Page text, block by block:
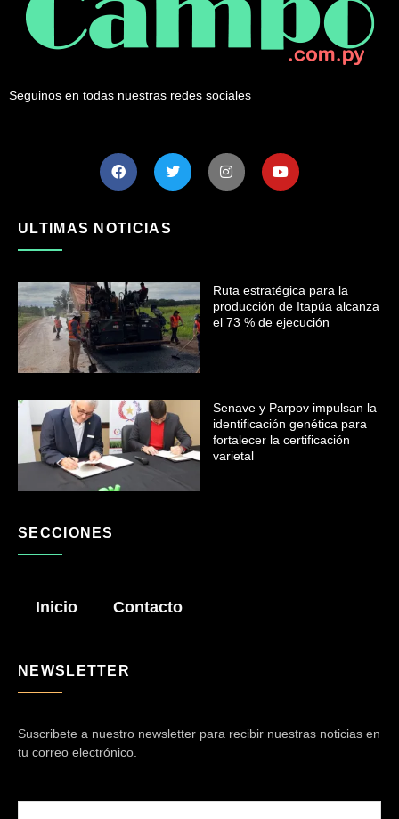
Seguinos en todas nuestras redes sociales
ULTIMAS NOTICIAS
Ruta estratégica para la
producción de Itapúa alcanza
el 73 % de ejecución
Senave y Parpov impulsan la
identificación genética para
fortalecer la certificación
varietal
SECCIONES
Inicio Contacto
NEWSLETTER
Suscribete a nuestro newsletter para recibir nuestras noticias en
tu correo electrónico.